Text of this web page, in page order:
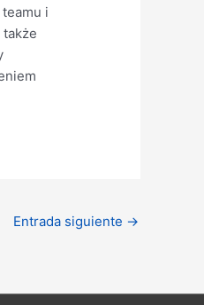
i
Entrada siguiente →